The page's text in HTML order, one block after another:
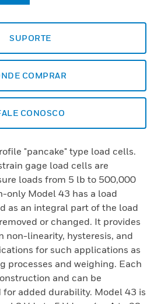
SUPORTE
COMPRAR
CONOSCO
"pancake" type load cells.
gage load cells are
loads from 5 lb to 500,000
only Model 43 has a load
as an integral part of the load
or changed. It provides
non-linearity, hysteresis, and
for such applications as
processes and weighing. Each
and can be
added durability. Model 43 is